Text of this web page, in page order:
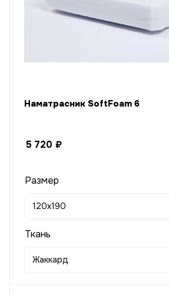
Наматрасник SoftFoam 6
5 720 ₽
Размер
120x190
Ткань
Жаккард